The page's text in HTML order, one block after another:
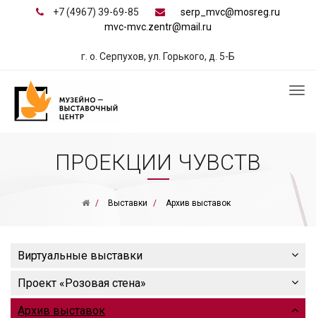
+7 (4967) 39-69-85
serp_mvc@mosreg.ru
mvc-mvc.zentr@mail.ru
г. о. Серпухов, ул. Горького, д. 5-Б
ПРОЕКЦИИ ЧУВСТВ
Выставки Архив выставок
Виртуальные выставки
Проект «Розовая стена»
Архив выставок